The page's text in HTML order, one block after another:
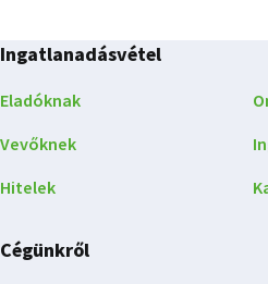
Ingatlanadásvétel
Eladóknak
Vevőknek
Hitelek
Cégünkről